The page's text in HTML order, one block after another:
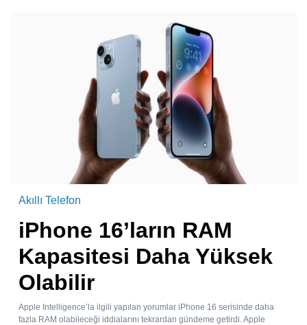
Akıllı Telefon
iPhone 16’ların RAM
Kapasitesi Daha Yüksek
Olabilir
Apple Intelligence’la ilgili yapılan yorumlar iPhone 16 serisinde daha
fazla RAM olabileceği iddialarını tekrardan gündeme getirdi. Apple